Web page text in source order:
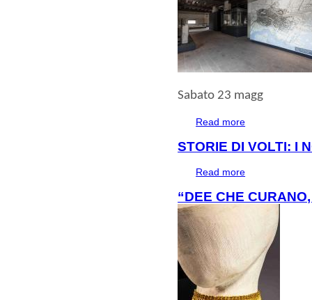
Sabato 23 magg
Read more
STORIE DI VOLTI: I
Read more
“DEE CHE